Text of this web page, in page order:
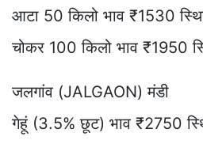
आटा 50 किलो भाव ₹1530
चोकर 100 किलो भाव ₹1950
जलगांव (JALGAON) मंडी
गेहूं (3.5% छूट) भाव ₹2750